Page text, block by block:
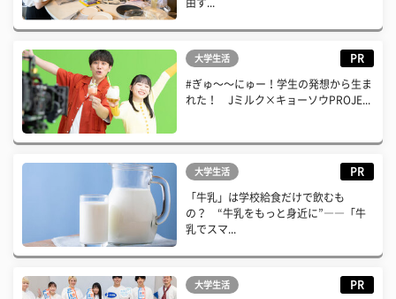
由す...
大学生活 PR
#ぎゅ〜〜にゅー！学生の発想から生ま
れた！ Jミルク×キョーソウPROJE...
大学生活 PR
「牛乳」は学校給食だけで飲むも
の？ “牛乳をもっと身近に”――「牛
乳でスマ...
大学生活 PR